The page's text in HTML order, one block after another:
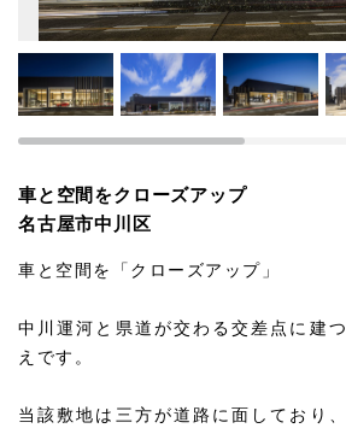
車と空間をクローズアップ
名古屋市中川区
車と空間を「クローズアップ」
中川運河と県道が交わる交差点に建
えです。
当該敷地は三方が道路に面しており